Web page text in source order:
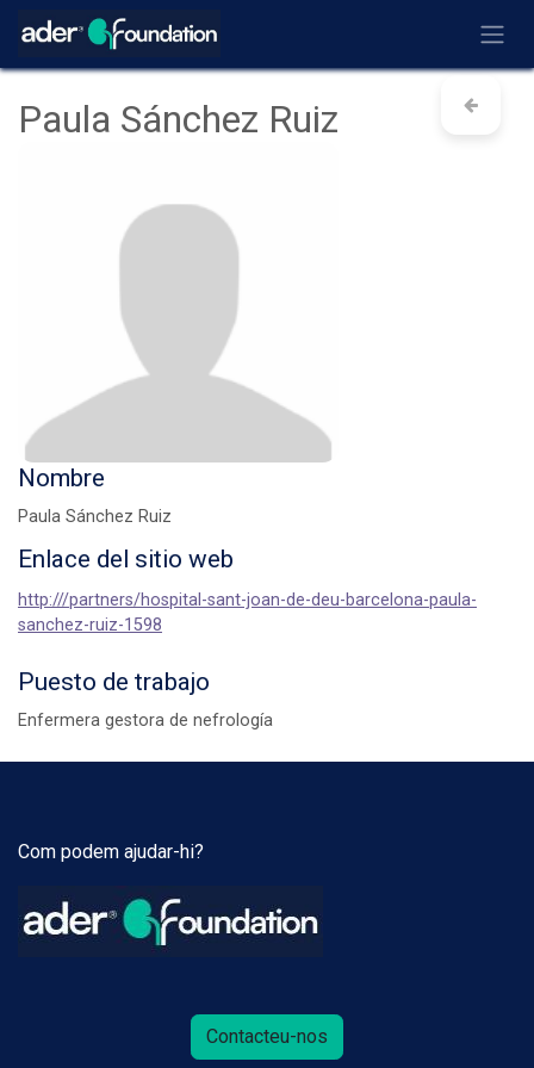
Ir al contenido
Paula Sánchez Ruiz
Nombre
Paula Sánchez Ruiz
Enlace del sitio web
http:///partners/hospital-sant-joan-de-deu-barcelona-paula-
sanchez-ruiz-1598
Puesto de trabajo
Enfermera gestora de nefrología
Com podem ajudar-hi?
Contacteu-nos